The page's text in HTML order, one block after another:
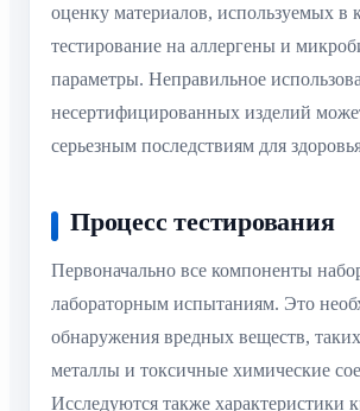
оценку материалов, используемых в
тестирование на аллергены и
параметры. Неправильное
несертифицированных изделий
серьезным последствиям для
Процесс тестирования
Первоначально все компоненты
лабораторным испытаниям. Это
обнаружения вредных веществ,
металлы и токсичные химические
Исследуются также характеристики